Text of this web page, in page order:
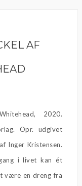
AF
2020.
Opr. udgivet
Inger Kristensen.
i livet kan ét
være en dreng fra